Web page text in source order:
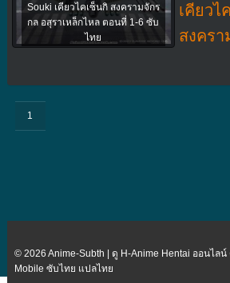
Souki เคียวไคเซ็นกิ สงครามจักร
กล อสุราเหล็กไหล ตอนที่ 1-6 ซับ
ไทย
เคียวไ
สงครา
1
© 2026 Anime-Subth | ดู H-Anime Hentai ออนไล
Mobile ซับไทย แปลไทย